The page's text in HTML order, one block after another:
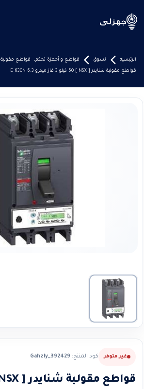
الرئيسيه تسوق قواطع و أجهزة تحكم, قواطع مقولبة
قواطع مقولبة شنايدر [ NSX ] 50 كيلو 3 فاز ميكرو 6.3 E 630N
غير متوفر كود المنتج: Gahzly_392429